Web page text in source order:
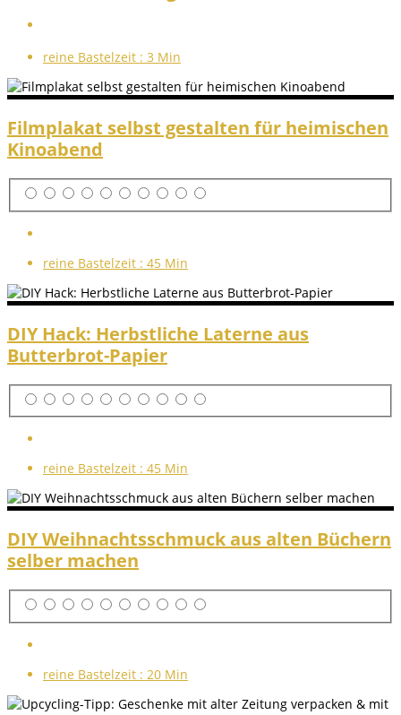
reine Bastelzeit : 3 Min
Filmplakat selbst gestalten für heimischen
Kinoabend
reine Bastelzeit : 45 Min
DIY Hack: Herbstliche Laterne aus
Butterbrot-Papier
reine Bastelzeit : 45 Min
DIY Weihnachtsschmuck aus alten Büchern
selber machen
reine Bastelzeit : 20 Min